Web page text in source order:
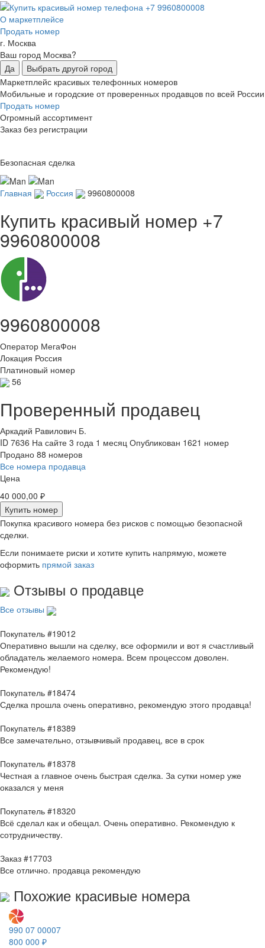
О маркетплейсе
Продать номер
г. Москва
Ваш город Москва?
Да
Выбрать другой город
Маркетплейс красивых телефонных номеров
Мобильные и городские от проверенных продавцов по всей России
Продать номер
Огромный ассортимент
Заказ без регистрации
Безопасная сделка
Главная Россия 9960800008
Купить красивый номер +7
9960800008
9960800008
Оператор МегаФон
Локация Россия
Платиновый номер
56
Проверенный продавец
Аркадий Равилович Б.
ID 7636 На сайте 3 года 1 месяц Опубликован 1621 номер
Продано 88 номеров
Все номера продавца
Цена
40 000,00 ₽
Купить номер
Покупка красивого номера без рисков с помощью безопасной
сделки.
Если понимаете риски и хотите купить напрямую, можете
оформить прямой заказ
Отзывы о продавце
Все отзывы
Покупатель #19012
Оперативно вышли на сделку, все оформили и вот я счастливый
обладатель желаемого номера. Всем процессом доволен.
Рекомендую!
Покупатель #18474
Сделка прошла очень оперативно, рекомендую этого продавца!
Покупатель #18389
Все замечательно, отзывчивый продавец, все в срок
Покупатель #18378
Честная а главное очень быстрая сделка. За сутки номер уже
оказался у меня
Покупатель #18320
Всё сделал как и обещал. Очень оперативно. Рекомендую к
сотрудничеству.
Заказ #17703
Все отлично. продавца рекомендую
Похожие красивые номера
990 07 00007
800 000 ₽